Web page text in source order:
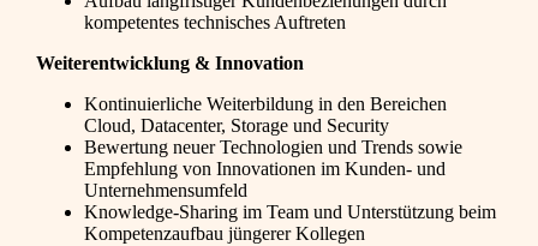
kompetentes technisches Auftreten
Weiterentwicklung & Innovation
Kontinuierliche Weiterbildung in den Bereichen
Cloud, Datacenter, Storage und Security
Bewertung neuer Technologien und Trends sowie
Empfehlung von Innovationen im Kunden- und
Unternehmensumfeld
Knowledge-Sharing im Team und Unterstützung beim
Kompetenzaufbau jüngerer Kollegen